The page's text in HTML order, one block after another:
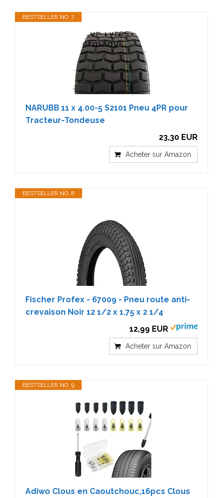
BESTSELLER NO. 7
NARUBB 11 x 4.00-5 S2101 Pneu 4PR pour
Tracteur-Tondeuse
23,30 EUR
Acheter sur Amazon
BESTSELLER NO. 8
Fischer Profex - 67009 - Pneu route anti-
crevaison Noir 12 1/2 x 1.75 x 2 1/4
12,99 EUR
Acheter sur Amazon
BESTSELLER NO. 9
Adiwo Clous en Caoutchouc,16pcs Clous